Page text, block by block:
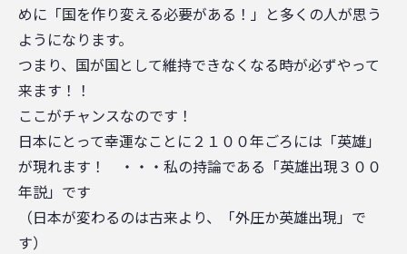
めに「国を作り変える必要がある！」と多くの人が思う
ようになります。
つまり、国が国として維持できなくなる時が必ずやって
来ます！！
ここがチャンスなのです！
日本にとって幸運なことに２１００年ごろには「英雄」
が現れます！ ・・・私の持論である「英雄出現３００
年説」です
（日本が変わるのは古来より、「外圧か英雄出現」で
す）